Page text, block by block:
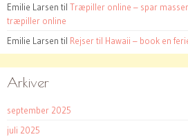
Emilie Larsen til Træpiller online – spar
træpiller online
Emilie Larsen til Rejser til Hawaii – book en
Arkiver
september 2025
juli 2025